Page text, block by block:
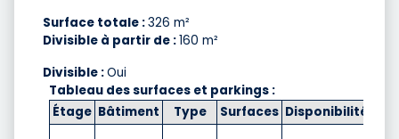
Surface totale :326 m²
Divisible à partir de :160 m²
Divisible :Oui
Tableau des surfaces et parkings :
Étage Bâtiment Type Surfaces Disponibilité